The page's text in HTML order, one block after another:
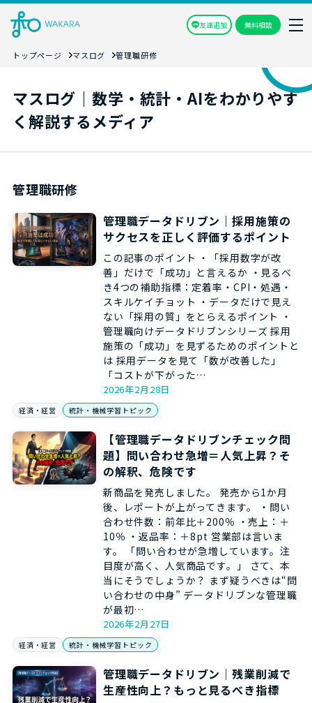
友達追加 無料相談
トップページ マスログ 管理職研修
マスログ｜数学・統計・AIをわかりやす
く解説するメディア
管理職研修
管理職データドリブン｜採用施策の
サクセスを正しく評価するポイント
この記事のポイント ・「採用数字が改
善」だけで「成功」と言えるか ・見るべ
き4つの補助指標：定着率・CPI・処遇・
スキルケイチョット ・データだけで見え
ない「採用の質」をとらえるポイント ・
管理職向けデータドリブンシリーズ 採用
施策の「成功」を見ずるためのポイントと
は 採用データを見て「数が改善した」
「コストが下がった…
2026年2月28日
経済・経営 統計・機械学習トピック
【管理職データドリブンチェック問
題】問い合わせ急増＝人気上昇？そ
の解釈、危険です
新商品を発売しました。 発売から1か月
後、レポートが上がってきます。 ・問い
合わせ件数：前年比＋200％ ・売上：＋
10％ ・返品率：＋8pt 営業部は言いま
す。 「問い合わせが急増しています。注
目度が高く、人気商品です。」 さて、本
当にそうでしょうか？ まず疑うべきは“問
い合わせの中身” データドリブンな管理職
が最初…
2026年2月27日
経済・経営 統計・機械学習トピック
管理職データドリブン｜残業削減で
生産性向上？もっと見るべき指標